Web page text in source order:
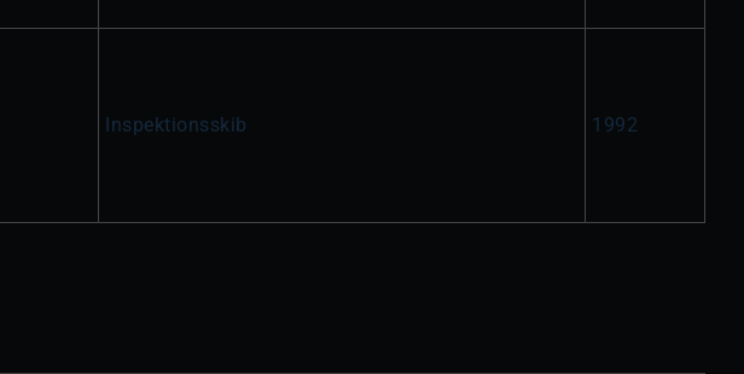
Inspektionsskib 1992